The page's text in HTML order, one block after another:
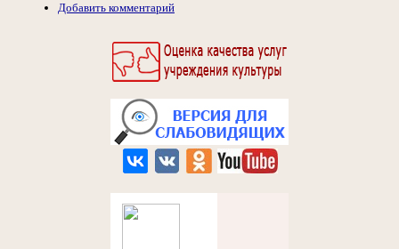
Добавить комментарий